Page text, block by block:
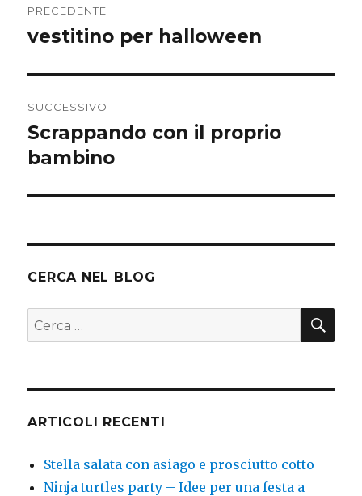
articoli
PRECEDENTE
Articolo
vestitino per halloween
SUCCESSIVO
Articolo
successivo:
Scrappando con il proprio
bambino
CERCA NEL BLOG
Cerca:
ARTICOLI RECENTI
Stella salata con asiago e prosciutto cotto
Ninja turtles party – Idee per una festa a